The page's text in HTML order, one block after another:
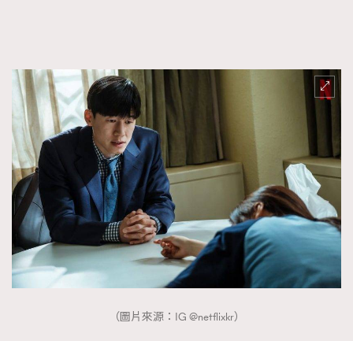
（圖片來源：IG @netflixkr）